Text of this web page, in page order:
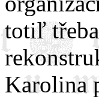
totiľ
Karolina